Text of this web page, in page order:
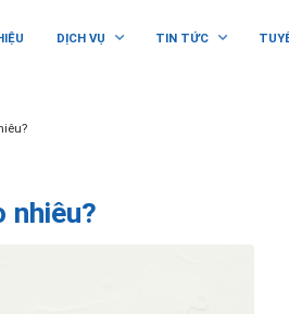
DỊCH VỤ TIN TỨC
nhiêu?